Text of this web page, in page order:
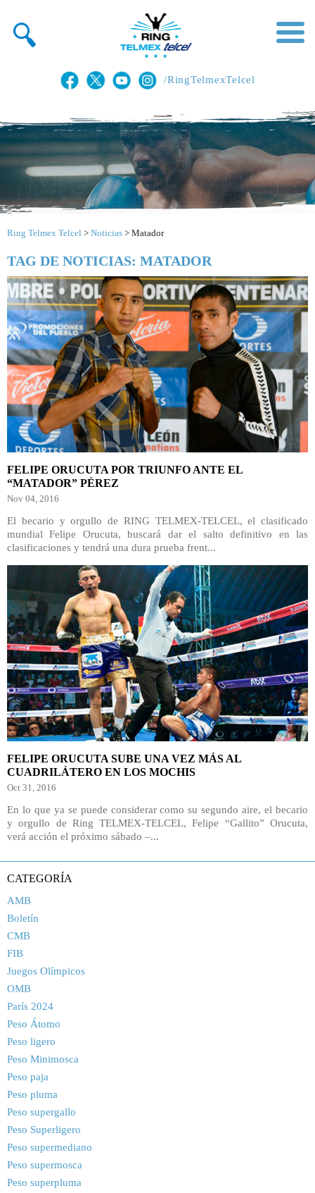
/RingTelmexTelcel
Ring Telmex Telcel > Noticias > Matador
TAG DE NOTICIAS: MATADOR
FELIPE ORUCUTA POR TRIUNFO ANTE EL
“MATADOR” PÉREZ
Nov 04, 2016
El becario y orgullo de RING TELMEX-TELCEL, el clasificado
mundial Felipe Orucuta, buscará dar el salto definitivo en las
clasificaciones y tendrá una dura prueba frent...
FELIPE ORUCUTA SUBE UNA VEZ MÁS AL
CUADRILÁTERO EN LOS MOCHIS
Oct 31, 2016
En lo que ya se puede considerar como su segundo aire, el becario
y orgullo de Ring TELMEX-TELCEL, Felipe “Gallito” Orucuta,
verá acción el próximo sábado –...
CATEGORÍA
AMB
Boletín
CMB
FIB
Juegos Olímpicos
OMB
París 2024
Peso Átomo
Peso ligero
Peso Minimosca
Peso paja
Peso pluma
Peso supergallo
Peso Superligero
Peso supermediano
Peso supermosca
Peso superpluma